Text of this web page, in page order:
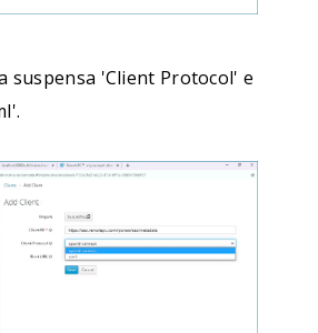
suspensa 'Client Protocol' e